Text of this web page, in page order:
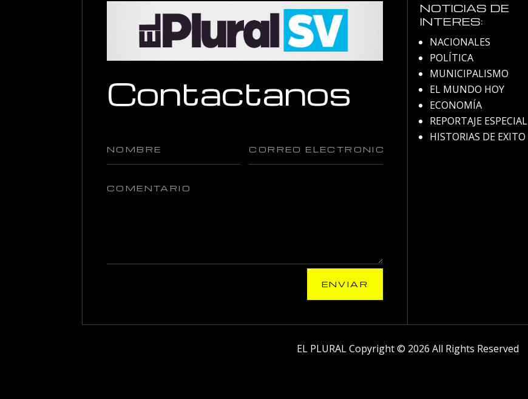
Contactanos
ENVIAR
NOTICIAS DE
INTERES:
NACIONALES
POLÍTICA
MUNICIPALISMO
EL MUNDO HOY
ECONOMÍA
REPORTAJE ESPECIAL
HISTORIAS DE EXITO
EL PLURAL Copyright © 2026 All Rights Reserved